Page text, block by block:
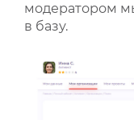
модератором
в базу.